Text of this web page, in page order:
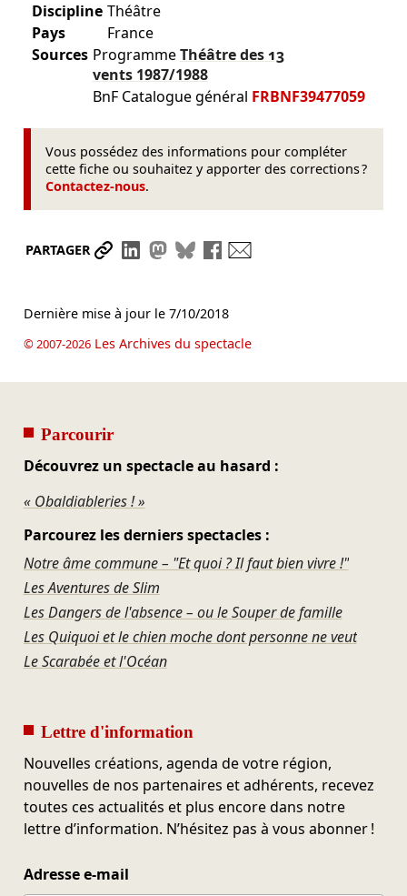
Discipline Théâtre
Pays
France
Sources ProgrammeThéâtre des 13
vents 1987/1988
BnF Catalogue général FRBNF39477059
Vous possédez des informations pour compléter
cette fiche ou souhaitez y apporter des corrections ?
Contactez-nous.
PARTAGER Partager le lien
Partager sur LinkedIn
Partager sur Mastodon
Partager sur Bluesky
Partager sur Facebook
Dernière mise à jour le 7/10/2018
© 2007-2026Les Archives du spectacle
Parcourir
Découvrez un spectacle au hasard :
« Obaldiableries ! »
Parcourez les derniers spectacles :
Notre âme commune – "Et quoi ? Il faut bien vivre !"
Les Aventures de Slim
Les Dangers de l'absence – ou le Souper de famille
Les Quiquoi et le chien moche dont personne ne veut
Le Scarabée et l'Océan
Lettre d'information
Nouvelles créations, agenda de votre région,
nouvelles de nos partenaires et adhérents, recevez
toutes ces actualités et plus encore dans notre
lettre d’information. N’hésitez pas à vous abonner !
Adresse e-mail